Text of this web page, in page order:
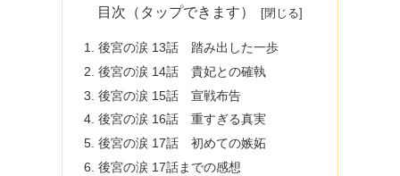
目次（タップできます）
後宮の涙 13話 踏み出した一歩
後宮の涙 14話 貴妃との確執
後宮の涙 15話 宣戦布告
後宮の涙 16話 重すぎる真実
後宮の涙 17話 初めての嫉妬
後宮の涙 17話までの感想